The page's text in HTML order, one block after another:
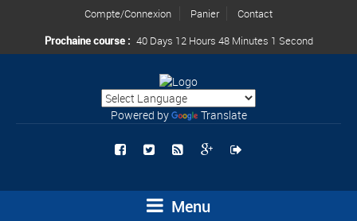
Compte/Connexion Panier
Contact
Prochaine course : 40 Days 12 Hours 48 Minutes 1 Second
Powered by Translate
Menu